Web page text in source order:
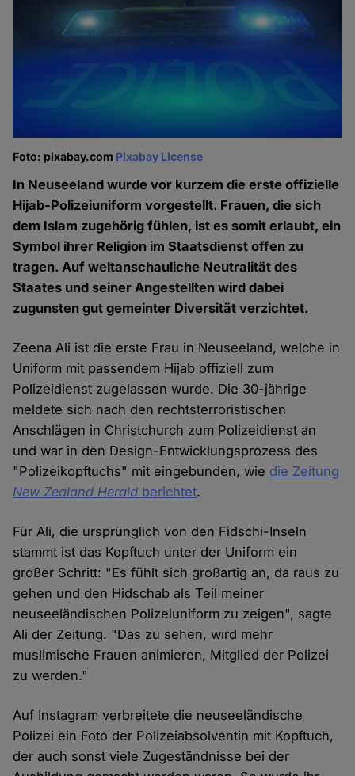
Foto: pixabay.com Pixabay License
In Neuseeland wurde vor kurzem die erste offizielle
Hijab-Polizeiuniform vorgestellt. Frauen, die sich
dem Islam zugehörig fühlen, ist es somit erlaubt, ein
Symbol ihrer Religion im Staatsdienst offen zu
tragen. Auf weltanschauliche Neutralität des
Staates und seiner Angestellten wird dabei
zugunsten gut gemeinter Diversität verzichtet.
Zeena Ali ist die erste Frau in Neuseeland, welche in
Uniform mit passendem Hijab offiziell zum
Polizeidienst zugelassen wurde. Die 30-jährige
meldete sich nach den rechtsterroristischen
Anschlägen in Christchurch zum Polizeidienst an
und war in den Design-Entwicklungsprozess des
"Polizeikopftuchs" mit eingebunden, wie die Zeitung
New Zealand Herald berichtet.
Für Ali, die ursprünglich von den Fidschi-Inseln
stammt ist das Kopftuch unter der Uniform ein
großer Schritt: "Es fühlt sich großartig an, da raus zu
gehen und den Hidschab als Teil meiner
neuseeländischen Polizeiuniform zu zeigen", sagte
Ali der Zeitung. "Das zu sehen, wird mehr
muslimische Frauen animieren, Mitglied der Polizei
zu werden."
Auf Instagram verbreitete die neuseeländische
Polizei ein Foto der Polizeiabsolventin mit Kopftuch,
der auch sonst viele Zugeständnisse bei der